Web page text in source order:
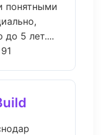
понятными
до 5 лет....